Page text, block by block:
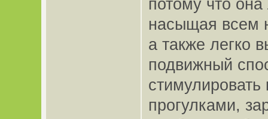
потому что она
насыщая всем
а также легко
подвижный
прогулками,